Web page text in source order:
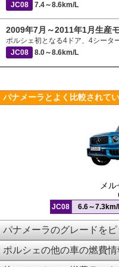
JC08
7.4～8.6km/L
2009年7月～2011年1月生産
ポルシェ初となる4ドア、4シータ
JC08
8.0～8.6km/L
パナメーラとよく比較されて
メ
JC08 6.6～7.3km/
パナメーラのグレードを
ポルシェの他の車の燃費情